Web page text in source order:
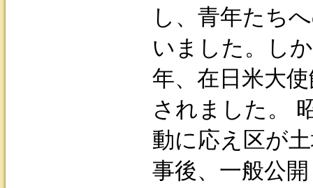
し、青年たち
いました。し
年、在日米大
されました。
動に応え区が
事後、一般公